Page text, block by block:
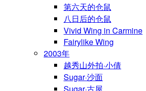
第六天的仓鼠
八日后的仓鼠
Vivid Wing in Carmine
Fairylike Wing
2003年
越秀山外拍·小倩
Sugar·沙面